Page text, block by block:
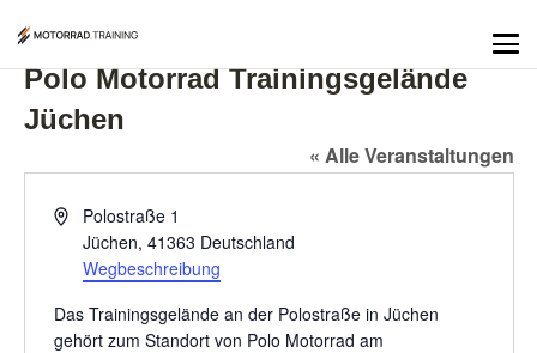
Polo Motorrad Trainingsgelände
Jüchen
« Alle Veranstaltungen
AdressePolostraße 1
Jüchen, 41363 Deutschland
Wegbeschreibung
Das Trainingsgelände an der Polostraße in Jüchen
gehört zum Standort von Polo Motorrad am